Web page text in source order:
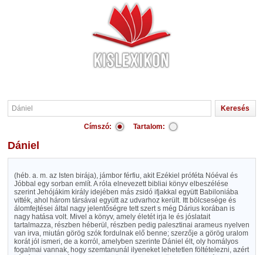
Címszó: Tartalom:
Dániel
(héb. a. m. az Isten birája), jámbor férfiu, akit Ezékiel próféta Nóéval és
Jóbbal egy sorban említ. A róla elnevezett bibliai könyv elbeszélése
szerint Jehójákim király idejében más zsidó ifjakkal együtt Babiloniába
vitték, ahol három társával együtt az udvarhoz került. Itt bölcsesége és
álomfejtései által nagy jelentőségre tett szert s még Dárius korában is
nagy hatása volt. Mivel a könyv, amely életét irja le és jóslatait
tartalmazza, részben héberül, részben pedig palesztinai arameus nyelven
van irva, miután görög szók fordulnak elő benne; szerzője a görög uralom
korát jól ismeri, de a korról, amelyben szerinte Dániel élt, oly homályos
fogalmai vannak, hogy szemtanunál ilyeneket lehetetlen föltételezni, azért